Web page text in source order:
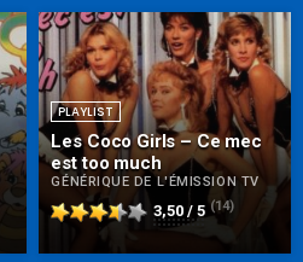
PLAYLIST
Les Coco Girls – Ce mec
est too much
GÉNÉRIQUE DE L'ÉMISSION TV
3,50 / 5 (14)